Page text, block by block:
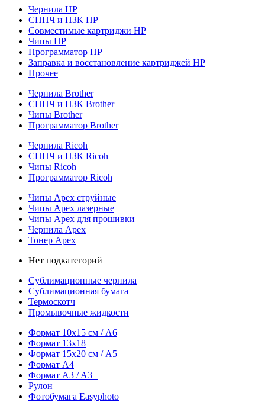
Чернила HP
СНПЧ и ПЗК HP
Совместимые картриджи HP
Чипы HP
Программатор HP
Заправка и восстановление картриджей HP
Прочее
Чернила Brother
СНПЧ и ПЗК Brother
Чипы Brother
Программатор Brother
Чернила Ricoh
СНПЧ и ПЗК Ricoh
Чипы Ricoh
Программатор Ricoh
Чипы Apex струйные
Чипы Apex лазерные
Чипы Apex для прошивки
Чернила Apex
Тонер Apex
Нет подкатегорий
Сублимационные чернила
Сублимационная бумага
Термоскотч
Промывочные жидкости
Формат 10х15 см / A6
Формат 13х18
Формат 15х20 см / A5
Формат А4
Формат A3 / A3+
Рулон
Фотобумага Easyphoto